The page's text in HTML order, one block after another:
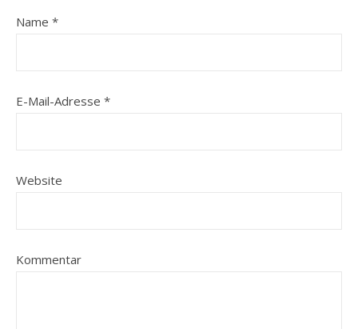
Name *
E-Mail-Adresse *
Website
Kommentar